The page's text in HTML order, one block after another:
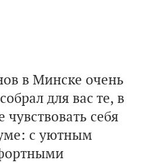
в Минске очень
собрал для вас те, в
себя
с уютным